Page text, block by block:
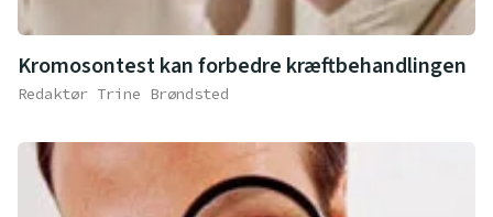
Kromosontest kan forbedre kræftbehandlingen
Redaktør Trine Brøndsted